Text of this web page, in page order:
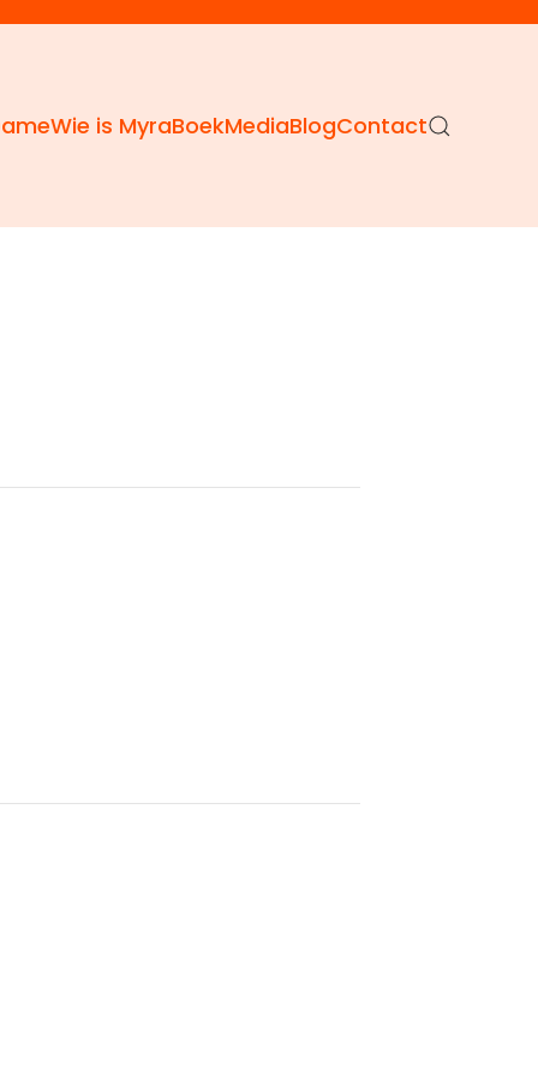
Wie is MyraBoekMediaBlogContact